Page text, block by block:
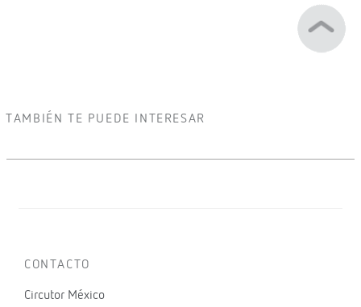
TAMBIÉN TE PUEDE INTERESAR
CONTACTO
Circutor México